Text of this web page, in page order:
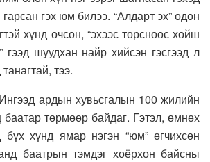
гэх юм билээ. “Алдарт эх” одон
хүнд очсон, “эхээс төрснөөс хойш
гээд шуудхан найр хийсэн гэсгээд л
тээ.
хувьсгалын 100 жилийн
төрмөөр байдаг. Гэтэл, өмнөх
хүнд ямар нэгэн “юм” өгчихсөн
баатрын тэмдэг хоёрхон байсны